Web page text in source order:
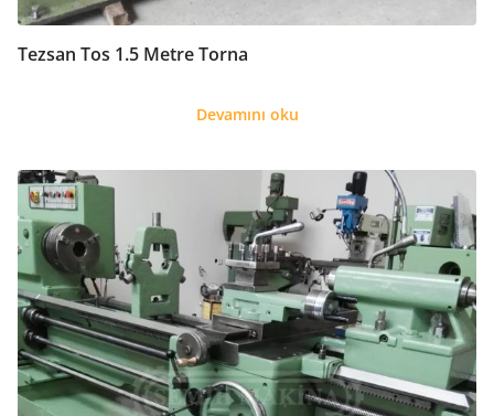
Tezsan Tos 1.5 Metre Torna
Devamını oku